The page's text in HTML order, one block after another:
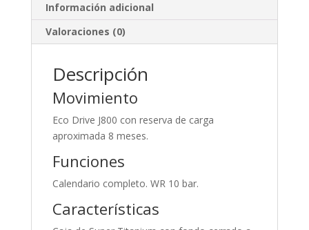
Información adicional
Valoraciones (0)
Descripción
Movimiento
Eco Drive J800 con reserva de carga
aproximada 8 meses.
Funciones
Calendario completo. WR 10 bar.
Características